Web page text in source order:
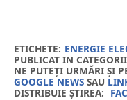
ETICHETE: ENERGIE
PUBLICAT IN
NE PUTEȚI URMĂRI ȘI
GOOGLE NEWSSAU
DISTRIBUIE ȘTIREA: